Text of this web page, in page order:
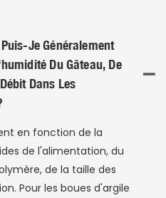
Je Généralement
Du Gâteau, De
Dans Les
en fonction de la
de l'alimentation, du
de la taille des
Pour les boues d'argile